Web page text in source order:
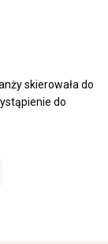
skierowała do
do